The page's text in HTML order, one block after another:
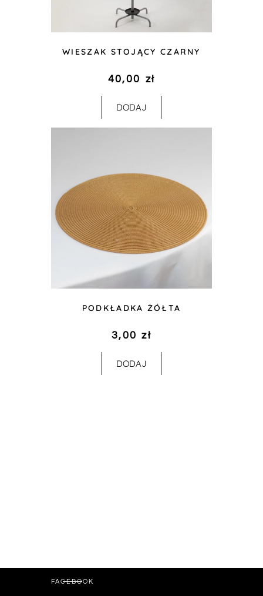
WIESZAK STOJĄCY CZARNY
40,00 zł
DODAJ
PODKŁADKA ŻÓŁTA
3,00zł
DODAJ
FACEBOOK